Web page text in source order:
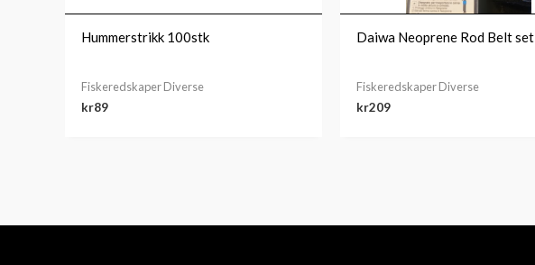
Hummerstrikk 100stk
Fiskeredskaper Diverse
kr89
Daiwa Neoprene Rod Belt set
Fiskeredskaper Diverse
kr209